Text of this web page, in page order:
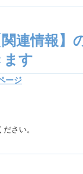
連情報】
ます
ージ
さい。